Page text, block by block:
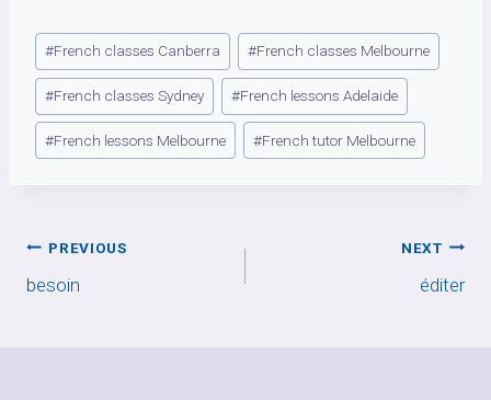
Post
Tags:
#French classes Canberra #French classes Melbourne
#French classes Sydney #French lessons Adelaide
#French lessons Melbourne #French tutor Melbourne
Post
navigation
PREVIOUS
besoin
NEXT
éditer